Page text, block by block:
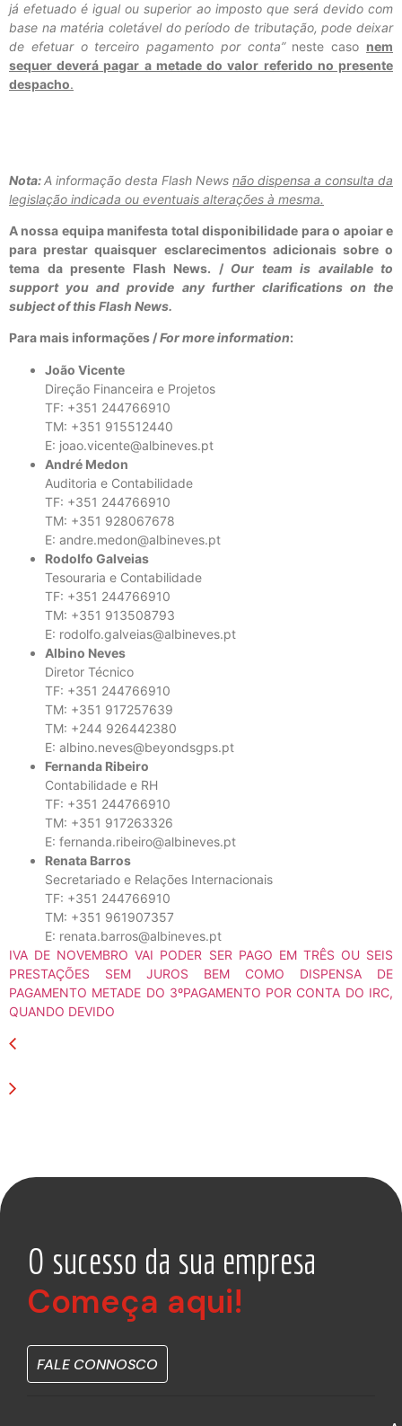
já efetuado é igual ou superior ao imposto que será devido com
base na matéria coletável do período de tributação, pode deixar
de efetuar o terceiro pagamento por conta” neste caso nem
sequer deverá pagar a metade do valor referido no presente
despacho.
Nota:A informação desta Flash News não dispensa a consulta da
legislação indicada ou eventuais alterações à mesma.
A nossa equipa manifesta total disponibilidade para o apoiar e
para prestar quaisquer esclarecimentos adicionais sobre o
tema da presente Flash News. / Our team is available to
support you and provide any further clarifications on the
subject of this Flash News.
Para mais informações /For more information:
João Vicente
Direção Financeira e Projetos
TF: +351 244766910
TM: +351 915512440
E: joao.vicente@albineves.pt
André Medon
Auditoria e Contabilidade
TF: +351 244766910
TM: +351 928067678
E: andre.medon@albineves.pt
Rodolfo Galveias
Tesouraria e Contabilidade
TF: +351 244766910
TM: +351 913508793
E: rodolfo.galveias@albineves.pt
Albino Neves
Diretor Técnico
TF: +351 244766910
TM: +351 917257639
TM: +244 926442380
E: albino.neves@beyondsgps.pt
Fernanda Ribeiro
Contabilidade e RH
TF: +351 244766910
TM: +351 917263326
E: fernanda.ribeiro@albineves.pt
Renata Barros
Secretariado e Relações Internacionais
TF: +351 244766910
TM: +351 961907357
E: renata.barros@albineves.pt
IVA DE NOVEMBRO VAI PODER SER PAGO EM TRÊS OU SEIS
PRESTAÇÕES SEM JUROS BEM COMO DISPENSA DE
PAGAMENTO METADE DO 3ºPAGAMENTO POR CONTA DO IRC,
QUANDO DEVIDO
O sucesso da sua empresa
Começa aqui!
FALE CONNOSCO